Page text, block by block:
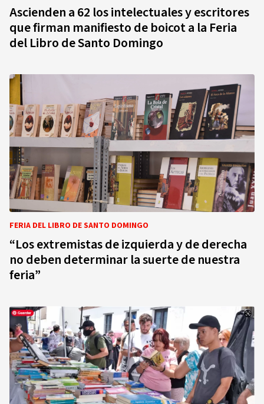
Ascienden a 62 los intelectuales y escritores
que firman manifiesto de boicot a la Feria
del Libro de Santo Domingo
FERIA DEL LIBRO DE SANTO DOMINGO
“Los extremistas de izquierda y de derecha
no deben determinar la suerte de nuestra
feria”